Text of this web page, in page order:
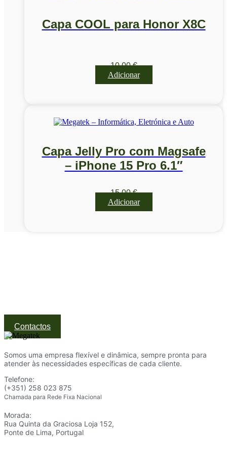
Capa COOL para Honor X8C
10,00€
Adicionar
Capa Jelly Pro com Magsafe
– iPhone 15 Pro 6.1″
15,00€
Adicionar
Contactos
Somos uma empresa flexível e dinâmica, sempre pronta para
atender às necessidades específicas de cada cliente.
Telefone:
(+351) 258 023 875
Chamada para Rede Fixa Nacional
Morada:
Rua Quinta da Graciosa Loja 152,
Ponte de Lima, Portugal